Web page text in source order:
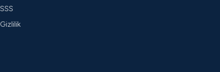
SSS
Gizlilik